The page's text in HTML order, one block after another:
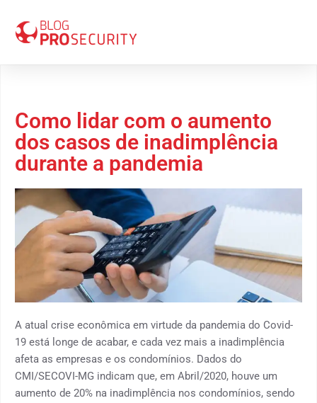
Como lidar com o aumento
dos casos de inadimplência
durante a pandemia
A atual crise econômica em virtude da pandemia do Covid-
19 está longe de acabar, e cada vez mais a inadimplência
afeta as empresas e os condomínios. Dados do
CMI/SECOVI-MG indicam que, em Abril/2020, houve um
aumento de 20% na inadimplência nos condomínios, sendo